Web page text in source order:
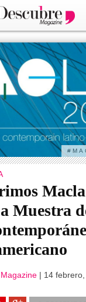
Macla
Muestra
| 14